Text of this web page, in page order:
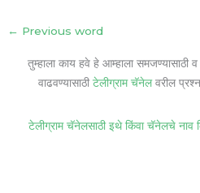
← Previous word
तुम्हाला काय हवे हे आम्हाला समजण्यासाठी
वाढवण्यासाठी टेलीग्राम चॅनेलवरील
टेलीग्राम चॅनेलसाठी इथे किंवा चॅनेलचे